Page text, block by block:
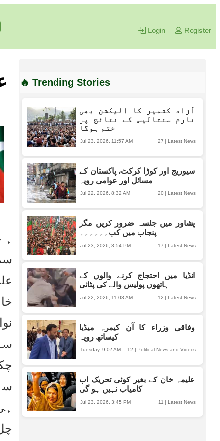
Login Register
🔥 Trending Stories
آزاد کشمیر کا الیکشن بھی
فارم سنتالیس کے نتائج پر
ختم ہوگا
27 | Latest News
Jul 23, 2026, 11:57 AM
سیوریج اور کوڑا کرکٹ، پاکستان کے
مسائل اور عوامی رویہ
20 | Latest News
Jul 22, 2026, 8:32 AM
پشاور میں جلسہ ضرور کریں مگر
پنجاب میں کب۔۔۔۔۔۔
17 | Latest News
Jul 23, 2026, 3:54 PM
انڈیا میں احتجاج کرنے والوں کے
ہاتھوں پولیس والے کی پٹائی
12 | Latest News
Jul 22, 2026, 11:03 AM
وفاقی وزراء کا آن کیمرہ میڈیا
کیساتھ رویہ
12 | Political News and Videos
Tuesday, 9:02 AM
علیمہ خان کے بغیر کوئی تحریک اب
کامیاب نہیں ہو گی
11 | Latest News
Jul 23, 2026, 3:45 PM